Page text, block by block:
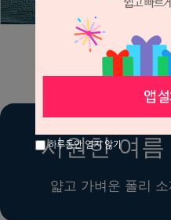
시원한 여
얇고 가벼운 폴리
하루동안 열지 않기